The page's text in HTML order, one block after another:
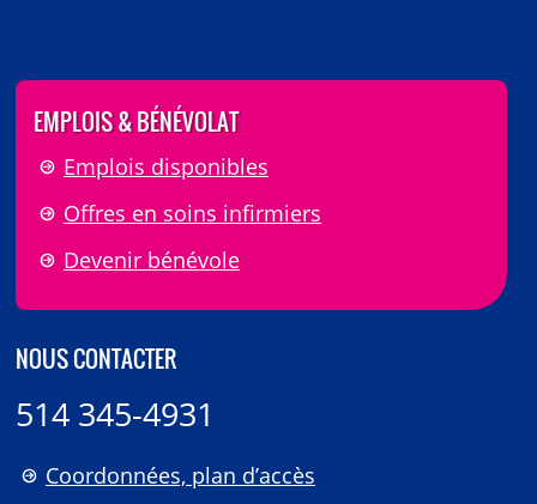
EMPLOIS & BÉNÉVOLAT
Emplois disponibles
Offres en soins infirmiers
Devenir bénévole
NOUS CONTACTER
514 345-4931
Coordonnées, plan d’accès